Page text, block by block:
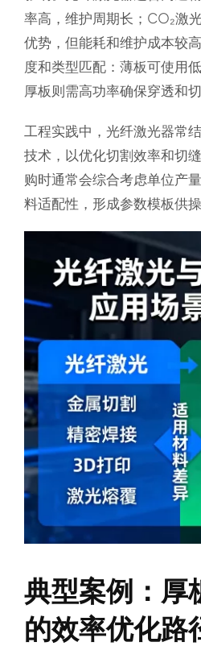
率高，维护周期长；CO₂激
优势，但能耗和维护成本较
度和类型匹配：薄板可使用
厚板则需高功率确保穿透和切
工程实践中，光纤激光器常
技术，以优化切割效率和切
购时通常会综合考虑单位产
料适配性，形成参数模板供操
典型案例：厚
的效率优化路